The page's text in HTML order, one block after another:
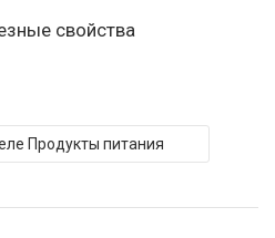
свойства
Продукты питания